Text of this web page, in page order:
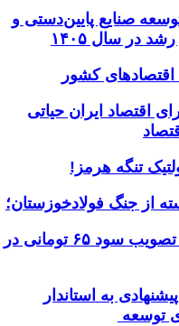
صنایع پایین‌دستی و
سال ۱۴۰۵
ایران حیاتی
تنگه هرمز!
جنگ فولادخوزستان؛
اخبار گروه سرمایه گذاری تصویب سود ۶۵ تومانی در
به استاندار
توسعه